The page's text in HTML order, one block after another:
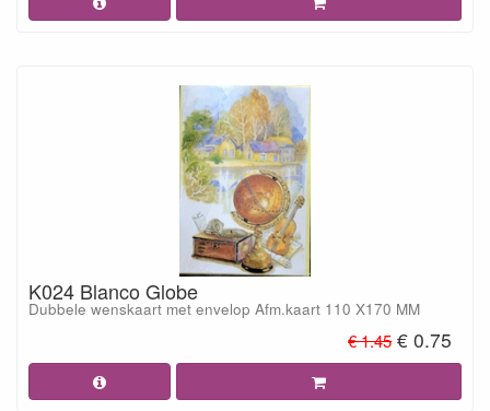
K024 Blanco Globe
Dubbele wenskaart met envelop Afm.kaart 110 X170 MM
€ 1.45 € 0.75